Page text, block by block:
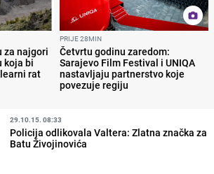
za najgori
koja bi
rat
PRIJE 28MIN
Četvrtu godinu zaredom:
Sarajevo Film Festival i UNIQA
nastavljaju partnerstvo koje
povezuje regiju
29.10.15. 08:33
Policija odlikovala Valtera: Zlatna značka za
Batu Živojinovića